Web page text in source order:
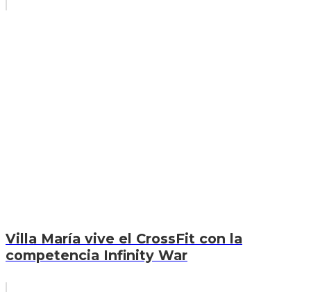
Villa María vive el CrossFit con la
competencia Infinity War